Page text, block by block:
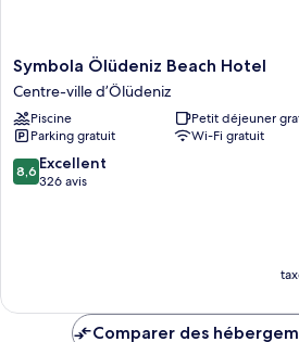
Symbola
Ölüdeniz
Beach
Hotel
Centre-
ville
d’Ölüdeniz
Symbola Ölüdeniz Beach Hotel
Centre-ville d’Ölüdeniz
Piscine
Petit déjeuner
Parking gratuit
Wi-Fi gratuit
8.6
sur
8,6 Excellent
326 avis
Comparer des